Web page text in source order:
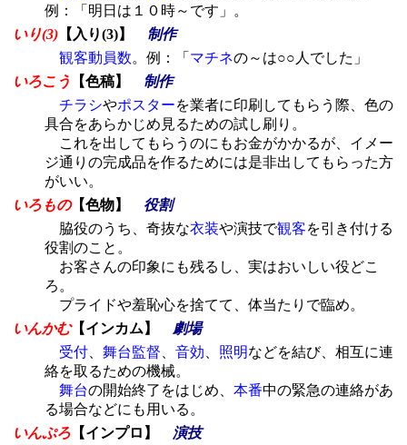
例：「明日は１０時～です」。
いり(3)【入り(3)】 制作
観客動員数。例：「 マチネの～は○○人でした」
いろこう
【色稿】 制作
チラシやポスターを業者に印刷してもらう際、色の
具合をあらかじめ見るための試し刷り。
これを出してもらうのにもお金がかかるが、イメー
ジ通りの完成品を作るためには是非出してもらった方
がいい。
いろもの【色物】 役割
脇役のうち、奇抜な衣装や演技で観客を引き付ける
役割のこと。
お客さんの印象にも残るし、実はおいしい役どこ
ろ。
プライドや羞恥心を捨てて、体当たりで臨め。
いんかむ【インカム】 劇場
受付、 舞台監督 音効 照明などを結び、相互に連
絡を取るための機械。
舞台の開始終了をはじめ、 本番中の緊急の連絡があ
る場合などにも用いる。
いんぷろ【インプロ】 演技